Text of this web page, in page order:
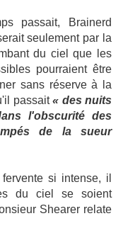
passait, Brainerd
seulement par la
du ciel que les
pourraient être
sans réserve à la
passait« des nuits
l'obscurité des
de la sueur
si intense, il
du ciel se soient
Shearer relate